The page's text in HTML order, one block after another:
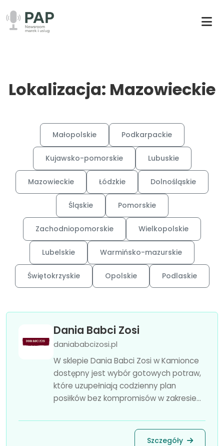
Lokalizacja: Mazowieckie
Małopolskie Podkarpackie
Kujawsko-pomorskie Lubuskie
Mazowieckie Łódzkie Dolnośląskie
Śląskie Pomorskie
Zachodniopomorskie Wielkopolskie
Lubelskie Warmińsko-mazurskie
Świętokrzyskie Opolskie Podlaskie
Dania Babci Zosi
daniababcizosi.pl
W sklepie Dania Babci Zosi w Kamionce
dostępny jest wybór gotowych potraw,
które uzupełniają codzienny plan
posiłków bez kompromisów w zakresie...
Szczegóły